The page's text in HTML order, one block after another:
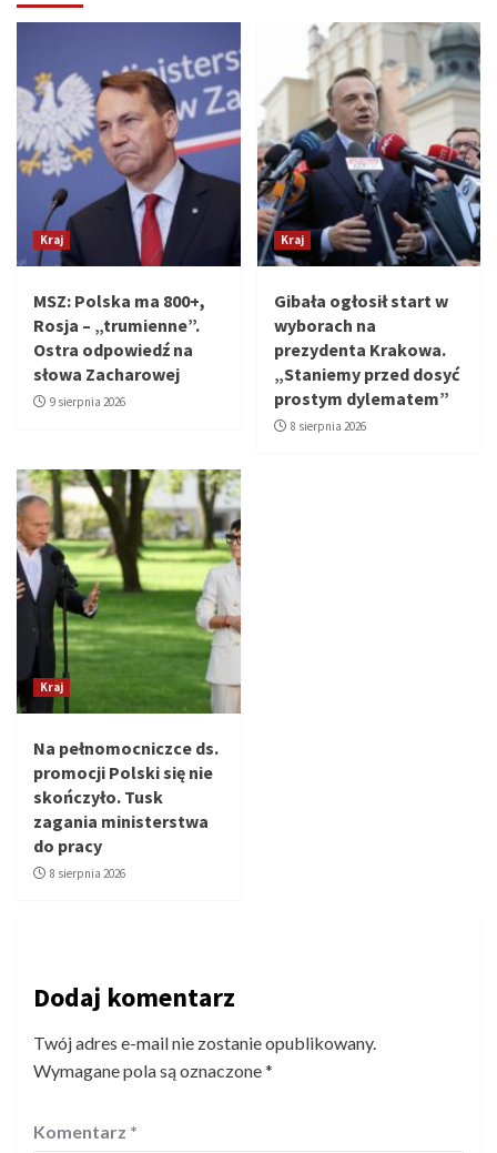
Kraj
MSZ: Polska ma 800+,
Rosja – „trumienne”.
Ostra odpowiedź na
słowa Zacharowej
9 sierpnia 2026
Kraj
Gibała ogłosił start w
wyborach na
prezydenta Krakowa.
„Staniemy przed dosyć
prostym dylematem”
8 sierpnia 2026
Kraj
Na pełnomocniczce ds.
promocji Polski się nie
skończyło. Tusk
zagania ministerstwa
do pracy
8 sierpnia 2026
Dodaj komentarz
Twój adres e-mail nie zostanie opublikowany.
Wymagane pola są oznaczone*
Komentarz *